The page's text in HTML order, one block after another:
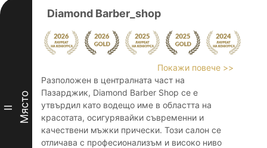
II Място
Diamond Barber_shop
Покажи повече >>
Разположен в централната част на
Пазарджик, Diamond Barber Shop се е
утвърдил като водещо име в областта на
красотата, осигурявайки съвременни и
качествени мъжки прически. Този салон се
отличава с професионализъм и високо ниво